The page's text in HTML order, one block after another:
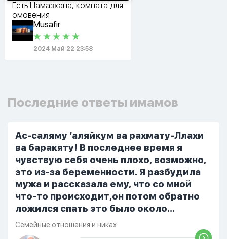
Есть Намазхана, комната для
омовения
Musafir
2024 Май 22 23:58
Последние ответы имамов
Ас-саляму ‘аляйкум ва рахмату-Ллахи
ва баракяту! В последнее время я
чувствую себя очень плохо, возможно,
это из-за беременности. Я разбудила
мужа и рассказала ему, что со мной
что-то происходит,он потом обратно
ложился спать это было около
одиннадцати вечера. Но я снова
разбудила его, сказав, что мне плохо.
Семейные отношения и никах